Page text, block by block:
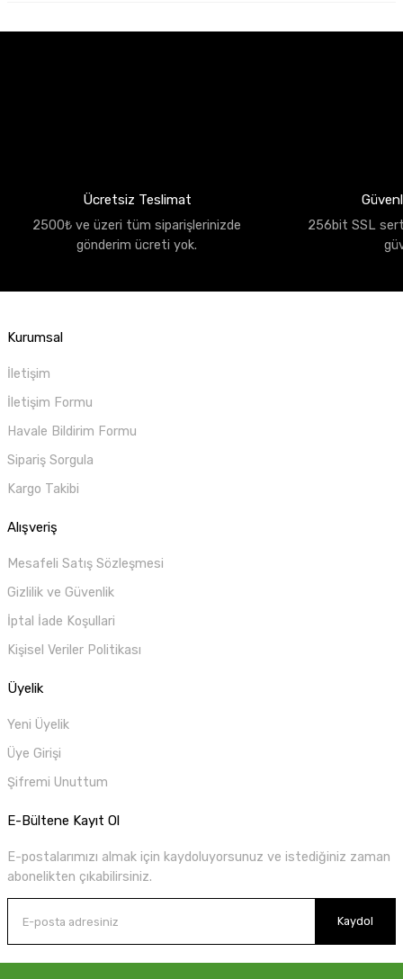
Ücretsiz Teslimat
2500₺ ve üzeri tüm siparişlerinizde
gönderim ücreti yok.
256bit SSL
Kurumsal
İletişim
İletişim Formu
Havale Bildirim Formu
Sipariş Sorgula
Kargo Takibi
Alışveriş
Mesafeli Satış Sözleşmesi
Gizlilik ve Güvenlik
İptal İade Koşullari
Kişisel Veriler Politikası
Üyelik
Yeni Üyelik
Üye Girişi
Şifremi Unuttum
E-Bültene Kayıt Ol
E-postalarımızı almak için kaydoluyorsunuz ve istediğiniz zaman
abonelikten çıkabilirsiniz.
Kaydol